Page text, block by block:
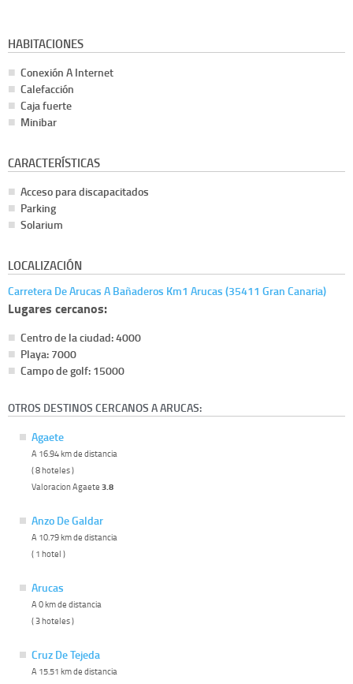
HABITACIONES
Conexión A Internet
Calefacción
Caja fuerte
Minibar
CARACTERÍSTICAS
Acceso para discapacitados
Parking
Solarium
LOCALIZACIÓN
Carretera De Arucas A Bañaderos Km1 Arucas (35411 Gran Canaria)
Lugares cercanos:
Centro de la ciudad: 4000
Playa: 7000
Campo de golf: 15000
OTROS DESTINOS CERCANOS A ARUCAS:
Agaete
A 16.94 km de distancia
( 8 hoteles )
Valoracion Agaete 3.8
Anzo De Galdar
A 10.79 km de distancia
( 1 hotel )
Arucas
A 0 km de distancia
( 3 hoteles )
Cruz De Tejeda
A 15.51 km de distancia